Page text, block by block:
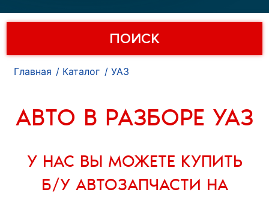
ПОИСК
Главная Каталог УАЗ
АВТО В РАЗБОРЕ УАЗ
У НАС ВЫ МОЖЕТЕ КУПИТЬ
Б/У АВТОЗАПЧАСТИ НА